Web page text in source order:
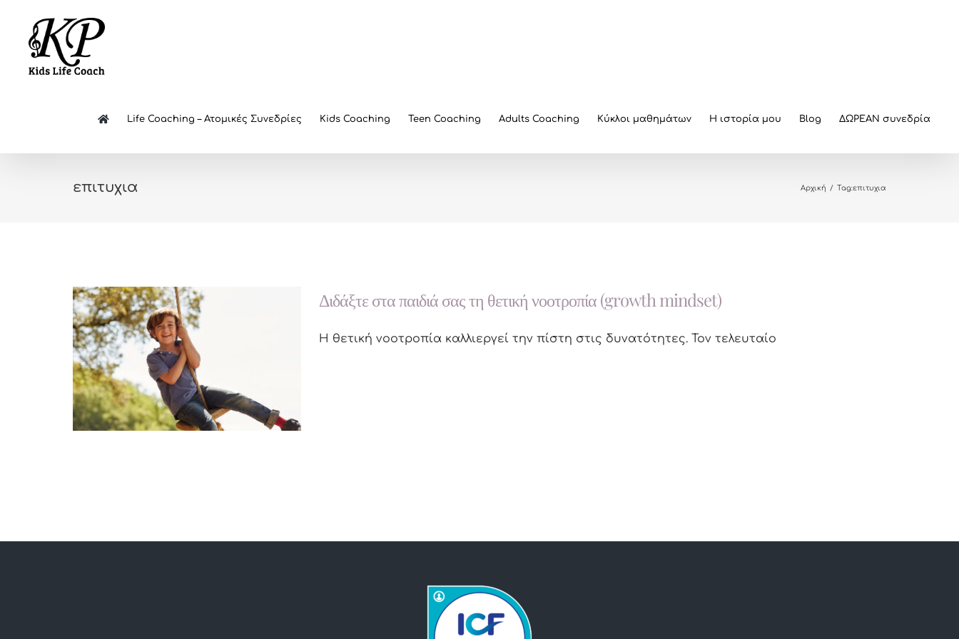
content
Life Coaching – Ατομικές Συνεδρίες Kids Coaching Teen Coaching Adults Coaching Κύκλοι μαθημάτων Η ιστορία μου Blog ΔΩΡΕΑΝ συνεδρία
επιτυχια Αρχική / Tag:επιτυχια
Διδάξτε στα παιδιά σας τη θετική νοοτροπία (growth mindset)
Η θετική νοοτροπία καλλιεργεί την πίστη στις δυνατότητες. Τον τελευταίο